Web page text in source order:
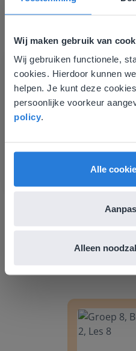
Wij maken gebruik van
Wij gebruiken functionele,
cookies. Hierdoor kunnen
helpen. Je kunt deze
persoonlijke voorkeur
policy.
Alle
Alleen
Groep 8,
Les 11
Groep 8,
Deze website
overeen met je
Gezien je locatie,
liever naar de website
English